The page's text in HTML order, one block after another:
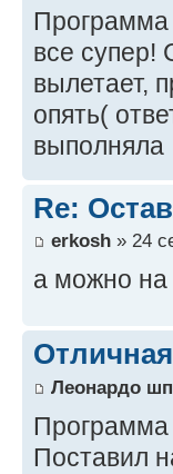
Программа
все супер!
вылетает,
опять(
выполняла
Re:
erkosh » 24
а можно
Леонардо
Поставил